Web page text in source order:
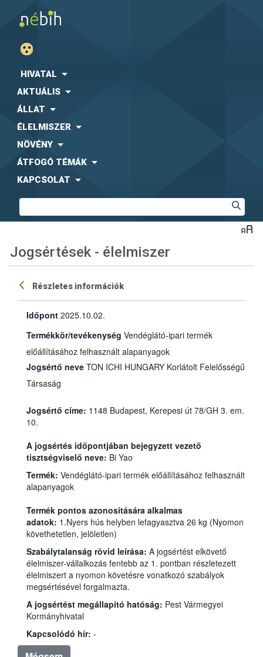
HIVATAL
AKTUÁLIS
ÁLLAT
ÉLELMISZER
NÖVÉNY
ÁTFOGÓ TÉMÁK
KAPCSOLAT
Jogsértések - élelmiszer
Részletes információk
Időpont 2025.10.02.
Termékkör/tevékenység
előállításához felhasznált alapanyagok
Jogsértő neve
Társaság
Jogsértő címe: 1148 Budapest, Kerepesi út 78/GH 3. em.
10.
A jogsértés időpontjában bejegyzett vezető
tisztségviselő neve: Bi Yao
Termék: Vendéglátó-ipari termék előállításához felhasznált
alapanyagok
Termék pontos azonosítására alkalmas
adatok: 1.Nyers hús helyben lefagyasztva 26 kg (Nyomon
követhetetlen, jelöletlen)
Szabálytalanság rövid leírása: A jogsértést elkövető
élelmiszer-vállalkozás fentebb az 1. pontban részletezett
élelmiszert a nyomon követésre vonatkozó szabályok
megsértésével forgalmazta.
A jogsértést megállapító hatóság: Pest Vármegyei
Kormányhivatal
Kapcsolódó hír: -